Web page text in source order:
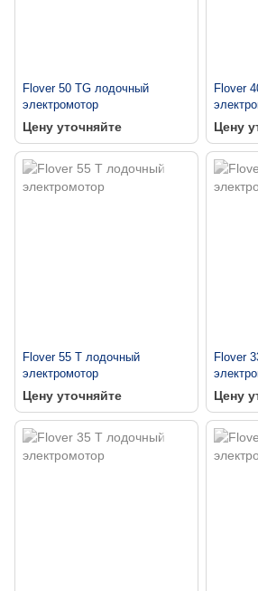
Flover 50 TG лодочный
электромотор
Цену уточняйте
Flover
Цену
Flover 55 T лодочный
электромотор
Цену уточняйте
Flover
Цену